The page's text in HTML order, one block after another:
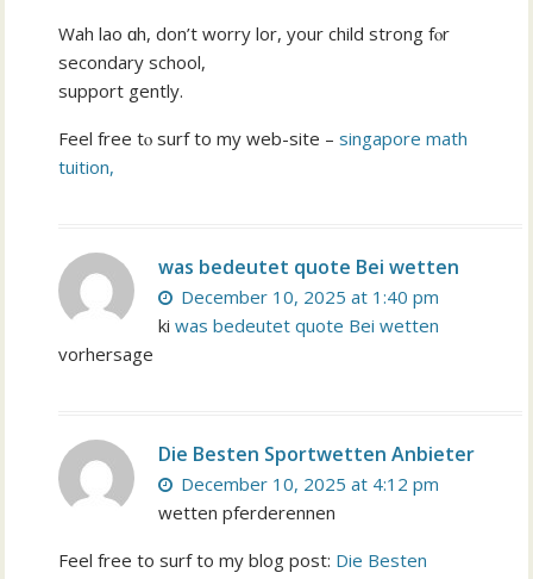
Wah lao ɑh, don’t worry lor, your child strong fⲟr
secondary school,
support gently.
Feel free tⲟ surf to my web-site –singapore math
tuition,
was bedeutet quote Bei wetten
December 10, 2025 at 1:40 pm
kiwas bedeutet quote Bei wetten
vorhersage
Die Besten Sportwetten Anbieter
December 10, 2025 at 4:12 pm
wetten pferderennen
Feel free to surf to my blog post: Die Besten